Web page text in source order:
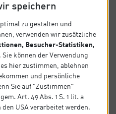
Kontakt
Impressum
speichern
zu gestalten und
verwenden wir zusätzliche
Besucher-Statistiken,
. Sie können der Verwendung
hier zustimmen, ablehnen
und persönliche
Sie auf "Zustimmen"
Art. 49 Abs. 1 S. 1 lit. a
den USA verarbeitet werden.